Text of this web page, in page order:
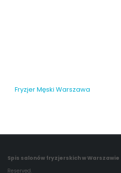
Fryzjer Męski Warszawa
Spis salonów fryzjerskich w Warszawie
Reserved.